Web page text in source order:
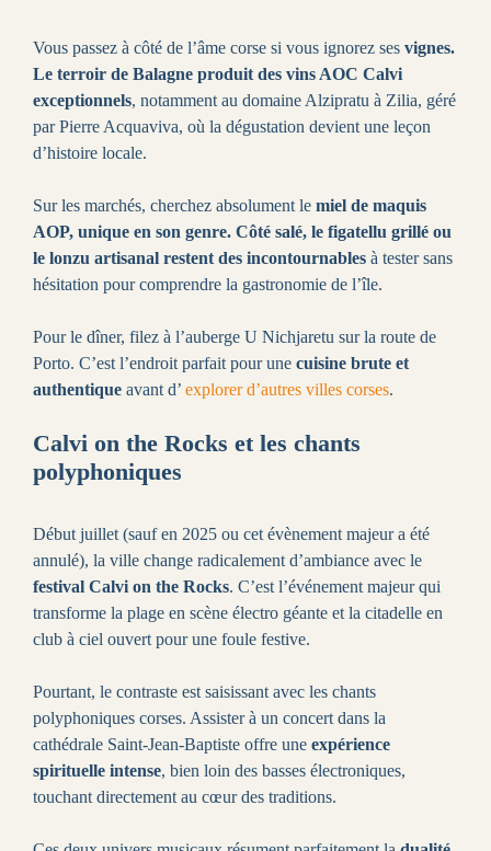
Vous passez à côté de l’âme corse si vous ignorez ses vignes.
Le terroir de Balagne produit des vins AOC Calvi
exceptionnels, notamment au domaine Alzipratu à Zilia, géré
par Pierre Acquaviva, où la dégustation devient une leçon
d’histoire locale.
Sur les marchés, cherchez absolument le miel de maquis
AOP, unique en son genre. Côté salé, le figatellu grillé ou
le lonzu artisanal restent des incontournables à tester sans
hésitation pour comprendre la gastronomie de l’île.
Pour le dîner, filez à l’auberge U Nichjaretu sur la route de
Porto. C’est l’endroit parfait pour une cuisine brute et
authentique avant d’ explorer d’autres villes corses.
Calvi on the Rocks et les chants
polyphoniques
Début juillet (sauf en 2025 ou cet évènement majeur a été
annulé), la ville change radicalement d’ambiance avec le
festival Calvi on the Rocks. C’est l’événement majeur qui
transforme la plage en scène électro géante et la citadelle en
club à ciel ouvert pour une foule festive.
Pourtant, le contraste est saisissant avec les chants
polyphoniques corses. Assister à un concert dans la
cathédrale Saint-Jean-Baptiste offre une expérience
spirituelle intense, bien loin des basses électroniques,
touchant directement au cœur des traditions.